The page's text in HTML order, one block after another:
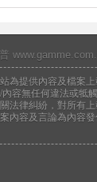
為提供內容及檔案
容無任何違法或牴
法律糾紛，對所有
內容及言論為內容